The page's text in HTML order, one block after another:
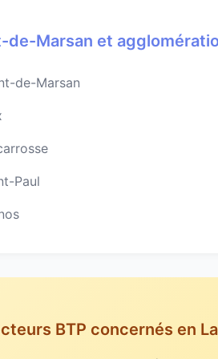
de-Marsan et
de-Marsan
Paul
BTP concernés en